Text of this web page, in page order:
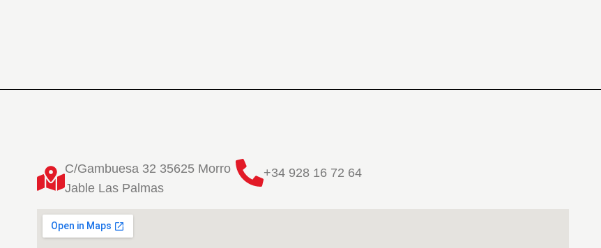
C/Gambuesa 32 35625 Morro
Jable Las Palmas
+34 928 16 72 64